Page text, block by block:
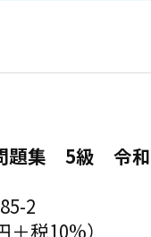
題集 5級 令
2
税10%）